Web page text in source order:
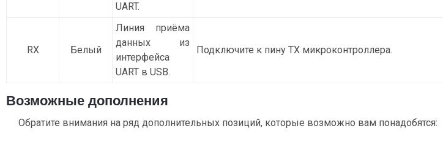
UART.
RX Белый
Линия приёма
данных из
интерфейса
UART в USB.
Подключите к пину TX микроконтроллера.
Возможные дополнения
Обратите внимания на ряд дополнительных позиций, которые возможно вам понадобятся: